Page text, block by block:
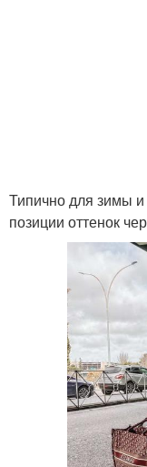
Типично для зимы
позиции оттенок